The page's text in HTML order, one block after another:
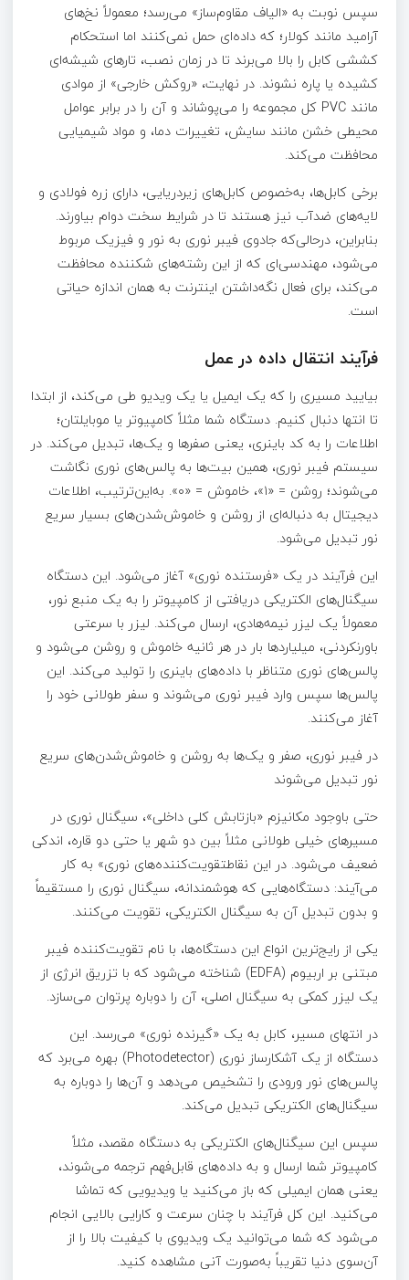
سپس نوبت به «الیاف مقاوم‌ساز» می‌رسد؛ معمولاً نخ‌های
آرامید مانند کولار؛ که داده‌ای حمل نمی‌کنند اما استحکام
کششی کابل را بالا می‌برند تا در زمان نصب، تارهای شیشه‌ای
کشیده یا پاره نشوند. در نهایت، «روکش خارجی» از موادی
مانند PVC کل مجموعه را می‌پوشاند و آن را در برابر عوامل
محیطی خشن مانند سایش، تغییرات دما، و مواد شیمیایی
محافظت می‌کند.
برخی کابل‌ها، به‌خصوص کابل‌های زیردریایی، دارای زره فولادی و
لایه‌های ضدآب نیز هستند تا در شرایط سخت دوام بیاورند.
بنابراین، درحالی‌که جادوی فیبر نوری به نور و فیزیک مربوط
می‌شود، مهندسی‌ای که از این رشته‌های شکننده محافظت
می‌کند، برای فعال نگه‌داشتن اینترنت به همان اندازه حیاتی
است.
فرآیند انتقال داده در عمل
بیایید مسیری را که یک ایمیل یا یک ویدیو طی می‌کند، از ابتدا
تا انتها دنبال کنیم. دستگاه شما مثلاً کامپیوتر یا موبایلتان؛
اطلاعات را به کد باینری، یعنی صفرها و یک‌ها، تبدیل می‌کند. در
سیستم فیبر نوری، همین بیت‌ها به پالس‌های نوری نگاشت
می‌شوند؛ روشن = «۱»، خاموش = «۰». به‌این‌ترتیب، اطلاعات
دیجیتال به دنباله‌ای از روشن و خاموش‌شدن‌های بسیار سریع
نور تبدیل می‌شود.
این فرآیند در یک «فرستنده نوری» آغاز می‌شود. این دستگاه
سیگنال‌های الکتریکی دریافتی از کامپیوتر را به یک منبع نور،
معمولاً یک لیزر نیمه‌هادی، ارسال می‌کند. لیزر با سرعتی
باورنکردنی، میلیاردها بار در هر ثانیه خاموش و روشن می‌شود و
پالس‌های نوری متناظر با داده‌های باینری را تولید می‌کند. این
پالس‌ها سپس وارد فیبر نوری می‌شوند و سفر طولانی خود را
آغاز می‌کنند.
در فیبر نوری، صفر و یک‌ها به روشن و خاموش‌شدن‌های سریع
نور تبدیل می‌شوند
حتی باوجود مکانیزم «بازتابش کلی داخلی»، سیگنال نوری در
مسیرهای خیلی طولانی مثلاً بین دو شهر یا حتی دو قاره، اندکی
ضعیف می‌شود. در این نقاطتقویت‌کننده‌های نوری» به کار
می‌آیند: دستگاه‌هایی که هوشمندانه، سیگنال نوری را مستقیماً
و بدون تبدیل آن به سیگنال الکتریکی، تقویت می‌کنند.
یکی از رایج‌ترین انواع این دستگاه‌ها، با نام تقویت‌کننده فیبر
مبتنی بر اربیوم (EDFA) شناخته می‌شود که با تزریق انرژی از
یک لیزر کمکی به سیگنال اصلی، آن را دوباره پرتوان می‌سازد.
در انتهای مسیر، کابل به یک «گیرنده نوری» می‌رسد. این
دستگاه از یک آشکارساز نوری (Photodetector) بهره می‌برد که
پالس‌های نور ورودی را تشخیص می‌دهد و آن‌ها را دوباره به
سیگنال‌های الکتریکی تبدیل می‌کند.
سپس این سیگنال‌های الکتریکی به دستگاه مقصد، مثلاً
کامپیوتر شما ارسال و به داده‌های قابل‌فهم ترجمه می‌شوند،
یعنی همان ایمیلی که باز می‌کنید یا ویدیویی که تماشا
می‌کنید. این کل فرآیند با چنان سرعت و کارایی بالایی انجام
می‌شود که شما می‌توانید یک ویدیوی با کیفیت بالا را از
آن‌سوی دنیا تقریباً به‌صورت آنی مشاهده کنید.